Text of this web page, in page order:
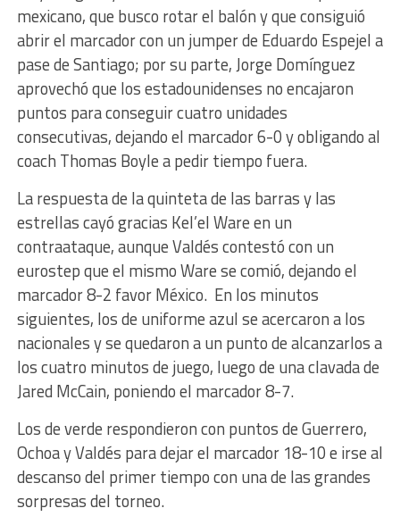
mexicano, que busco rotar el balón y que consiguió
abrir el marcador con un jumper de Eduardo Espejel a
pase de Santiago; por su parte, Jorge Domínguez
aprovechó que los estadounidenses no encajaron
puntos para conseguir cuatro unidades
consecutivas, dejando el marcador 6-0 y obligando al
coach Thomas Boyle a pedir tiempo fuera.
La respuesta de la quinteta de las barras y las
estrellas cayó gracias Kel’el Ware en un
contraataque, aunque Valdés contestó con un
eurostep que el mismo Ware se comió, dejando el
marcador 8-2 favor México. En los minutos
siguientes, los de uniforme azul se acercaron a los
nacionales y se quedaron a un punto de alcanzarlos a
los cuatro minutos de juego, luego de una clavada de
Jared McCain, poniendo el marcador 8-7.
Los de verde respondieron con puntos de Guerrero,
Ochoa y Valdés para dejar el marcador 18-10 e irse al
descanso del primer tiempo con una de las grandes
sorpresas del torneo.